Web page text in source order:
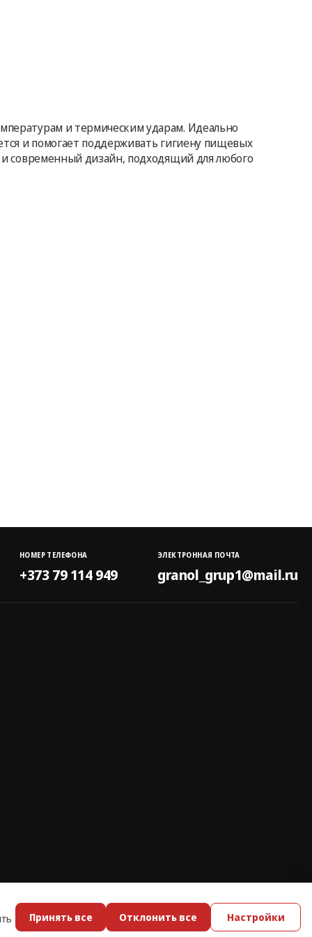
и термическим ударам. Идеально
и помогает поддерживать гигиену пищевых
и современный дизайн, подходящий для любого
НОМЕР ТЕЛЕФОНА
+373 79 114 949
ЭЛЕКТРОННАЯ ПОЧТА
granol_grup1@mail.ru
Принять все Отклонить все Настройки